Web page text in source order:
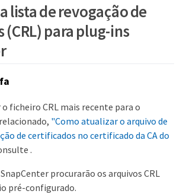
lista de revogação de
para plug-ins
ficheiro CRL mais recente para o
"Como atualizar o arquivo de
de certificados no certificado da CA do
.
procurarão os arquivos CRL
pré-configurado.